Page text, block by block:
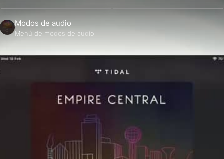
Modos de audio
Menú de modos de audio